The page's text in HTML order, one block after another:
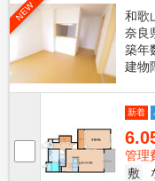
NEW
和歌
奈良
築年
建物
新着
管理
敷